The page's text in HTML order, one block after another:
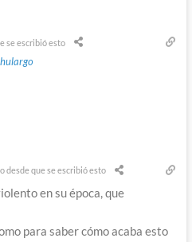
se escribió esto
desde que se escribió esto
en su época, que
para saber cómo acaba esto